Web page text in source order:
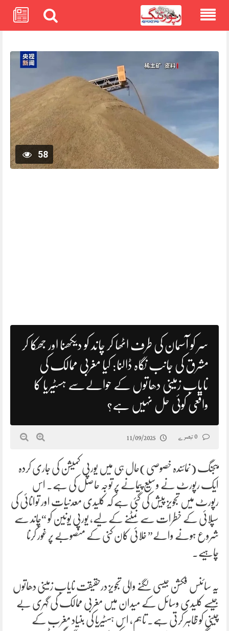
58
سر کو آسمان کی طرف اٹھا کر چاند کو دیکھنا اور جھکا کر
مشرق کی جانب نگاہ ڈالنا: کیا مغربی ممالک کی
نایاب زمینی دھاتوں کے حوالےسے ہسٹیریا کا
واقعی کوئی حل نہیں ہے؟
11/09/2025
بیجنگ (نمائندہ خصوصی)حال ہی میں یورپی کمیشن کی جاری کردہ
ایک رپورٹ نے وسیع پیمانے پر توجہ حاصل کی ہے۔ اس
رپورٹ میں تجویز پیش کی گئی ہے کہ کلیدی معدنیات اور توانائی کی
سپلائی کے خطرات سے نمٹنے کے لیے، یورپی یونین کو “چاند سے
شروع ہونے والے” خلائی کان کنی کے منصوبے پر غور کرنا
چاہیے۔
یہ سائنس فکشن جیسی لگنے والی تجویز درحقیقت نایاب زمینی دھاتوں
جیسے کلیدی وسائل کے میدان میں مغربی ممالک کی گہری بے
چینی کو ظاہر کرتی ہے۔ تاہم، اس ہسٹیریا کی بنیاد مغرب کے